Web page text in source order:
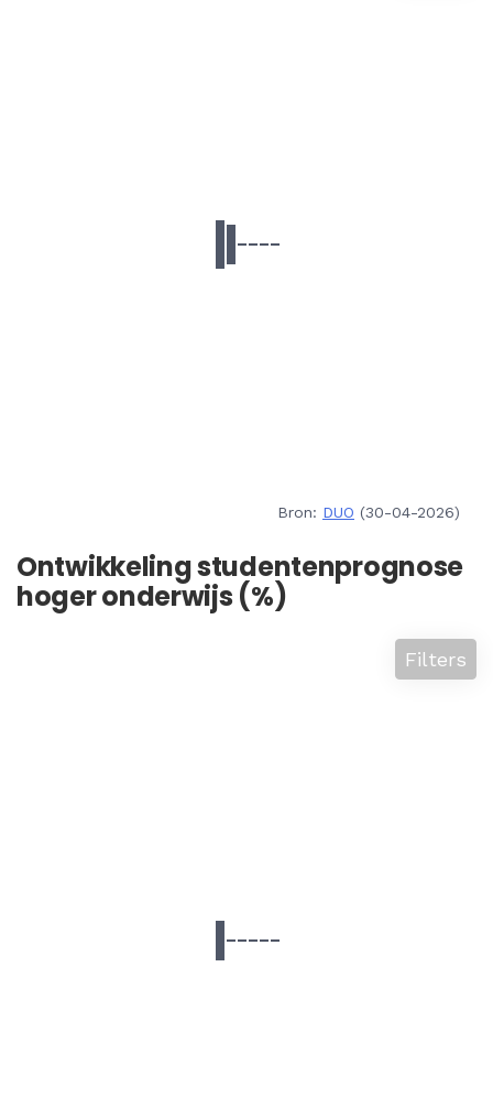
Bron: DUO (30-04-2026)
Ontwikkeling studentenprognose
hoger onderwijs (%)
Filters